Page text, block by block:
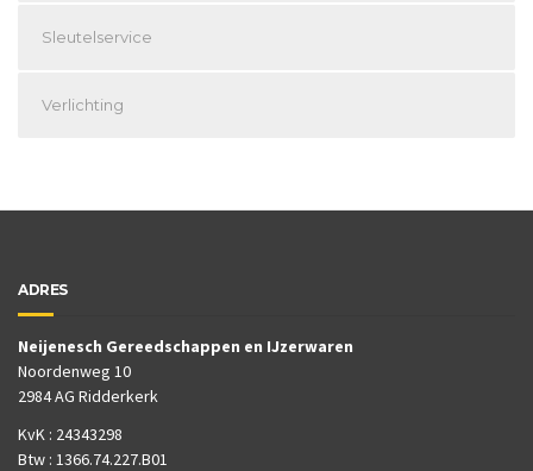
Sleutelservice
Verlichting
ADRES
Neijenesch Gereedschappen en IJzerwaren
Noordenweg 10
2984 AG Ridderkerk
KvK : 24343298
Btw : 1366.74.227.B01